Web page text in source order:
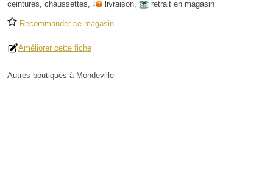
ceintures, chaussettes, livraison, retrait en magasin
Recommander ce magasin
Améliorer cette fiche
Autres boutiques à Mondeville